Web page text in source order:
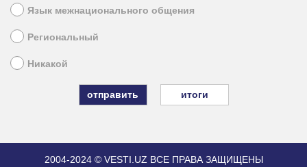
Язык межнационального общения
Региональный
Никакой
итоги
2004-2024 © VESTI.UZ ВСЕ ПРАВА ЗАЩИЩЕНЫ